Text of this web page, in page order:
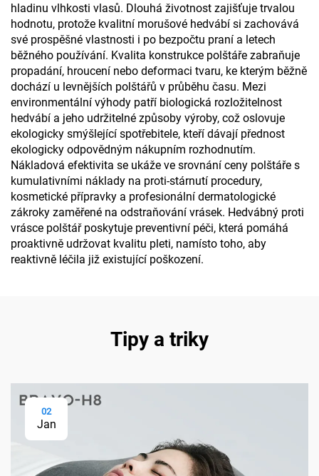
hladinu vlhkosti vlasů. Dlouhá životnost zajišťuje trvalou
hodnotu, protože kvalitní morušové hedvábí si zachovává
své prospěšné vlastnosti i po bezpočtu praní a letech
běžného používání. Kvalita konstrukce polštáře zabraňuje
propadání, hroucení nebo deformaci tvaru, ke kterým běžně
dochází u levnějších polštářů v průběhu času. Mezi
environmentální výhody patří biologická rozložitelnost
hedvábí a jeho udržitelné způsoby výroby, což oslovuje
ekologicky smýšlející spotřebitele, kteří dávají přednost
ekologicky odpovědným nákupním rozhodnutím.
Nákladová efektivita se ukáže ve srovnání ceny polštáře s
kumulativními náklady na proti-stárnutí procedury,
kosmetické přípravky a profesionální dermatologické
zákroky zaměřené na odstraňování vrásek. Hedvábný proti
vrásce polštář poskytuje preventivní péči, která pomáhá
proaktivně udržovat kvalitu pleti, namísto toho, aby
reaktivně léčila již existující poškození.
Tipy a triky
02
Jan